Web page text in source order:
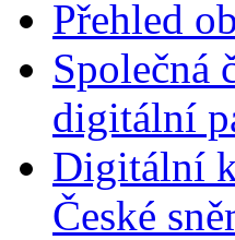
Přehled
Společná
digitální
Digitální
České